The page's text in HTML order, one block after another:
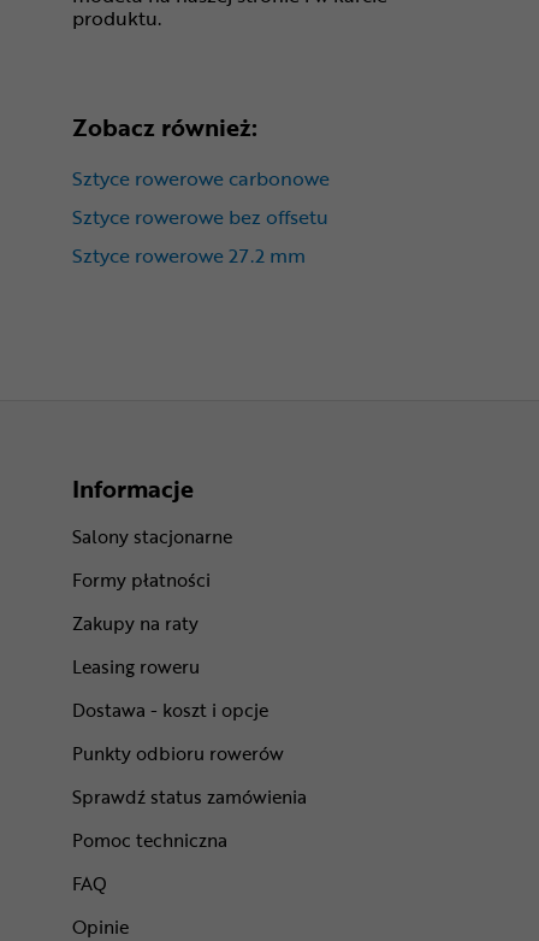
produktu.
Zobacz również:
Sztyce rowerowe carbonowe
Sztyce rowerowe bez offsetu
Sztyce rowerowe 27.2 mm
Informacje
Salony stacjonarne
Formy płatności
Zakupy na raty
Leasing roweru
Dostawa - koszt i opcje
Punkty odbioru rowerów
Sprawdź status zamówienia
Pomoc techniczna
FAQ
Opinie